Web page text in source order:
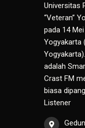
Universitas
“Veteran”
pada 14
Yogyakarta
adalah
Crast FM
biasa
Listener